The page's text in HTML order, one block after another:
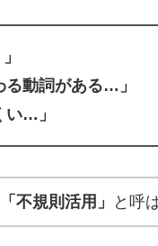
る動詞がある…」
い…」
「不規則活用」 と呼